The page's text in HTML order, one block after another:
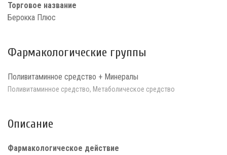
Торговое название
Берокка Плюс
Фармакологические группы
Поливитаминное средство + Минералы
Поливитаминное средство, Метаболическое средство
Описание
Фармакологическое действие